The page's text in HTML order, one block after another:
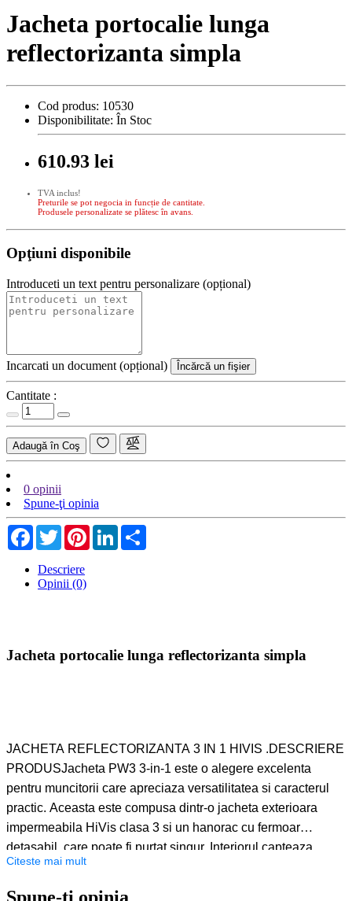
Jacheta portocalie lunga
reflectorizanta simpla
Cod produs: 10530
Disponibilitate: În Stoc
610.93 lei
TVA inclus!
Preturile se pot negocia in funcție de cantitate.
Produsele personalizate se plătesc în avans.
Opţiuni disponibile
Introduceti un text pentru personalizare (opțional)
Incarcati un document (opțional) Încărcă un fişier
Cantitate :
Adaugă în Coş
0 opinii
Spune-ţi opinia
Facebook
TwitterPinterestLinkedIn
Descriere
Opinii (0)
Jacheta portocalie lunga reflectorizanta simpla
JACHETA REFLECTORIZANTA 3 IN 1 HIVIS .DESCRIERE
PRODUSJacheta PW3 3-in-1 este o alegere excelenta
pentru muncitorii care apreciaza versatilitatea si caracterul
practic. Aceasta este compusa dintr-o jacheta exterioara
impermeabila HiVis clasa 3 si un hanorac cu fermoar
detasabil, care poate fi purtat singur. Interiorul capteaza
caldura si mentinee utilizatorul confortabil, in timp ce
Citeste mai mult